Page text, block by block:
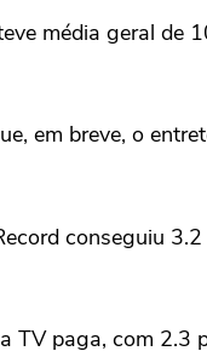
média geral
em breve, o
conseguiu
TV paga, com